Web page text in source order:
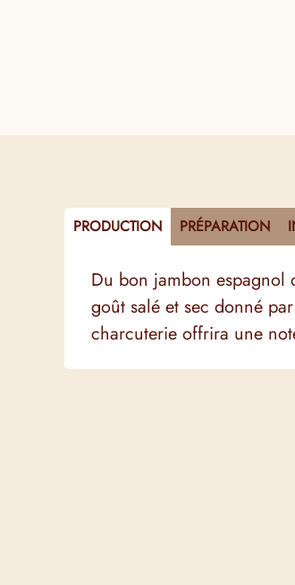
PRODUCTION PRÉPARATION
Du bon jambon espagnol
goût salé et sec donné
charcuterie offrira une